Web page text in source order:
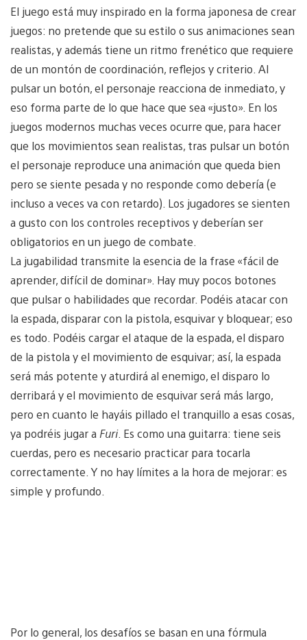
El juego está muy inspirado en la forma japonesa de crear
juegos: no pretende que su estilo o sus animaciones sean
realistas, y además tiene un ritmo frenético que requiere
de un montón de coordinación, reflejos y criterio. Al
pulsar un botón, el personaje reacciona de inmediato, y
eso forma parte de lo que hace que sea «justo». En los
juegos modernos muchas veces ocurre que, para hacer
que los movimientos sean realistas, tras pulsar un botón
el personaje reproduce una animación que queda bien
pero se siente pesada y no responde como debería (e
incluso a veces va con retardo). Los jugadores se sienten
a gusto con los controles receptivos y deberían ser
obligatorios en un juego de combate.
La jugabilidad transmite la esencia de la frase «fácil de
aprender, difícil de dominar». Hay muy pocos botones
que pulsar o habilidades que recordar. Podéis atacar con
la espada, disparar con la pistola, esquivar y bloquear; eso
es todo. Podéis cargar el ataque de la espada, el disparo
de la pistola y el movimiento de esquivar; así, la espada
será más potente y aturdirá al enemigo, el disparo lo
derribará y el movimiento de esquivar será más largo,
pero en cuanto le hayáis pillado el tranquillo a esas cosas,
ya podréis jugar a Furi. Es como una guitarra: tiene seis
cuerdas, pero es necesario practicar para tocarla
correctamente. Y no hay límites a la hora de mejorar: es
simple y profundo.
Por lo general, los desafíos se basan en una fórmula